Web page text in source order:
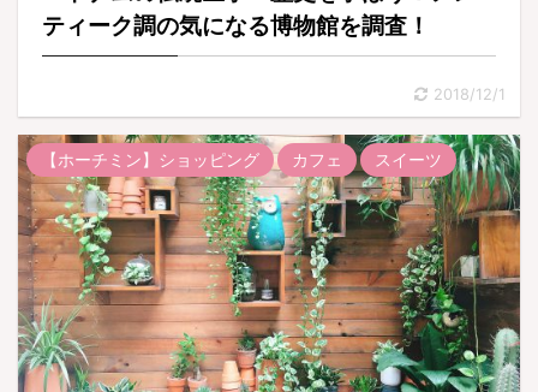
ティーク調の気になる博物館を調査！
2018/12/1
【ホーチミン】ショッピング カフェ スイーツ